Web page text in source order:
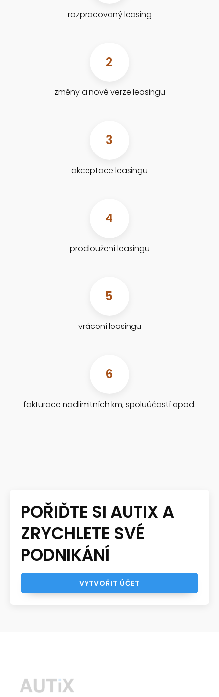
rozpracovaný leasing
2
změny a nové verze leasingu
3
akceptace leasingu
4
prodloužení leasingu
5
vrácení leasingu
6
fakturace nadlimitních km, spoluúčastí apod.
POŘIĎTE SI AUTIX A
ZRYCHLETE SVÉ
PODNIKÁNÍ
VYTVOŘIT ÚČET